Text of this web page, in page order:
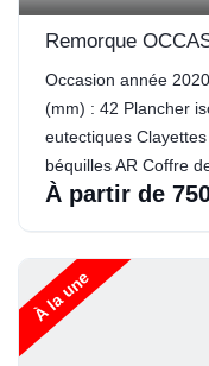
Occasion année
(mm) : 42 Plancher
eutectiques
béquilles AR Coffre
À partir de
À la une